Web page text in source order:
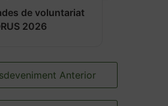
de voluntariat
2026
Anterior